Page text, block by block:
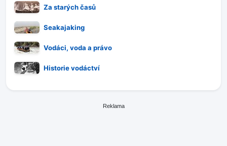
Za starých časů
Seakajaking
Vodáci, voda a právo
Historie vodáctví
Reklama